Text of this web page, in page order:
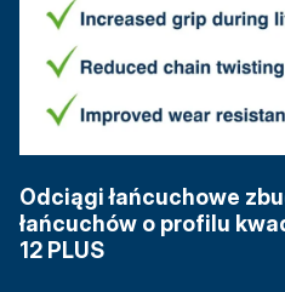
Odciągi łańcuchowe
łańcuchów o profilu
12 PLUS